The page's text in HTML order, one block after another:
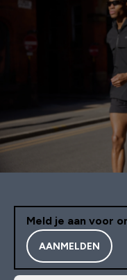
Meld je aan voor
AANMELDEN